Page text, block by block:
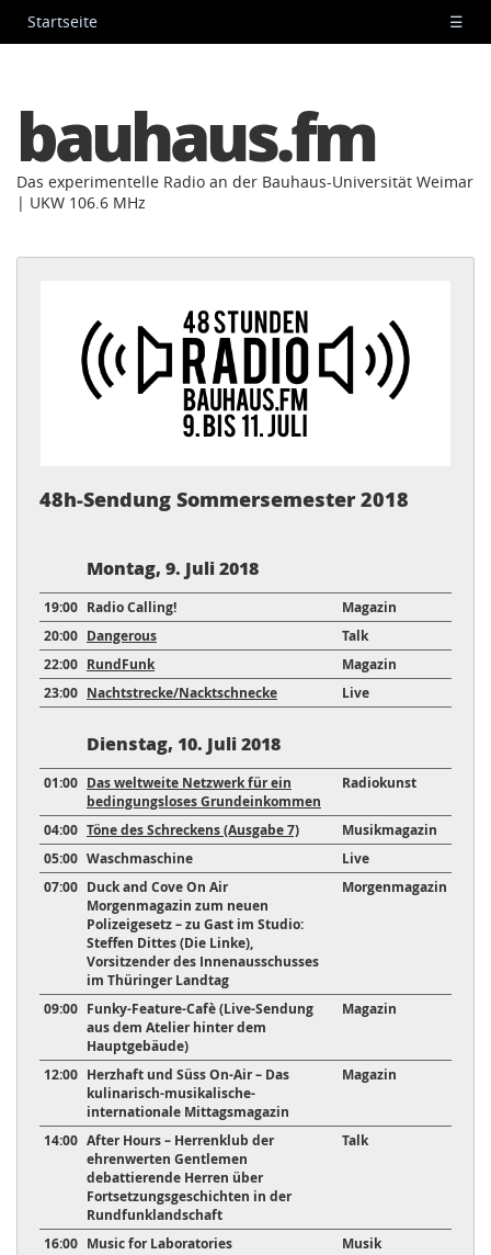
Startseite ☰
bauhaus.fm
Das experimentelle Radio an der Bauhaus-Universität Weimar
| UKW 106.6 MHz
48h-Sendung Sommersemester 2018
Montag, 9. Juli 2018
19:00 Radio Calling!
Magazin
20:00 Dangerous
Talk
22:00 RundFunk
Magazin
23:00 Nachtstrecke/Nacktschnecke Live
Dienstag, 10. Juli 2018
01:00 Das weltweite Netzwerk für ein
bedingungsloses Grundeinkommen
Radiokunst
04:00 Töne des Schreckens (Ausgabe 7)
Musikmagazin
05:00 Waschmaschine
Live
07:00 Duck and Cove On Air
Morgenmagazin zum neuen
Polizeigesetz – zu Gast im Studio:
Steffen Dittes (Die Linke),
Vorsitzender des Innenausschusses
im Thüringer Landtag
Morgenmagazin
09:00 Funky-Feature-Cafè (Live-Sendung
aus dem Atelier hinter dem
Hauptgebäude)
Magazin
12:00 Herzhaft und Süss On-Air – Das
kulinarisch-musikalische-
internationale Mittagsmagazin
Magazin
14:00 After Hours – Herrenklub der
ehrenwerten Gentlemen
debattierende Herren über
Fortsetzungsgeschichten in der
Rundfunklandschaft
Talk
16:00 Music for Laboratories
Musik